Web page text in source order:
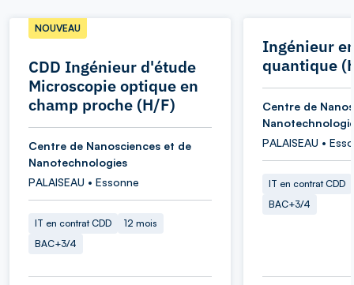
CDD Ingénieur d'étude
Microscopie optique en
champ proche (H/F)
NOUVEAU
Centre de Nanosciences et de
Nanotechnologies
PALAISEAU • Essonne
IT en contrat CDD
12 mois
BAC+3/4
Ingénieur
quantique
Centre de
PALAISEAU •
IT en contrat CDD
BAC+3/4